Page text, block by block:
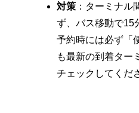
対策：ターミナル
ず、バス移動で15
予約時には必ず「
も最新の到着ター
チェックしてくだ